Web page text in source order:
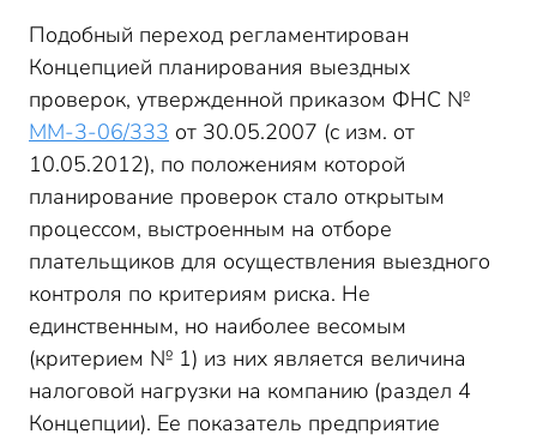
Подобный переход регламентирован
Концепцией планирования выездных
проверок, утвержденной приказом ФНС №
ММ-3-06/333 от 30.05.2007 (с изм. от
10.05.2012), по положениям которой
планирование проверок стало открытым
процессом, выстроенным на отборе
плательщиков для осуществления выездного
контроля по критериям риска. Не
единственным, но наиболее весомым
(критерием № 1) из них является величина
налоговой нагрузки на компанию (раздел 4
Концепции). Ее показатель предприятие